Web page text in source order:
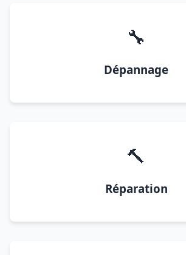
🔧
Dépannage
🔨
Réparation